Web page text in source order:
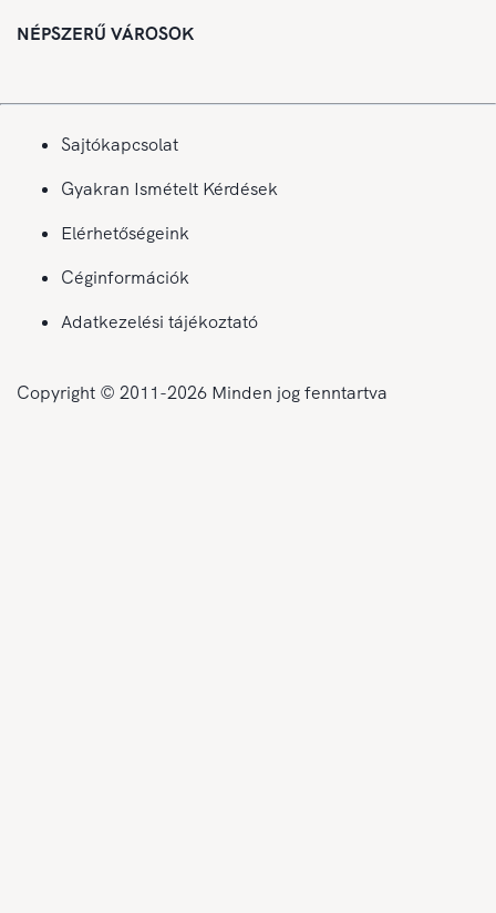
NÉPSZERŰ VÁROSOK
Sajtókapcsolat
Gyakran Ismételt Kérdések
Elérhetőségeink
Céginformációk
Adatkezelési tájékoztató
Copyright © 2011-2026 Minden jog fenntartva